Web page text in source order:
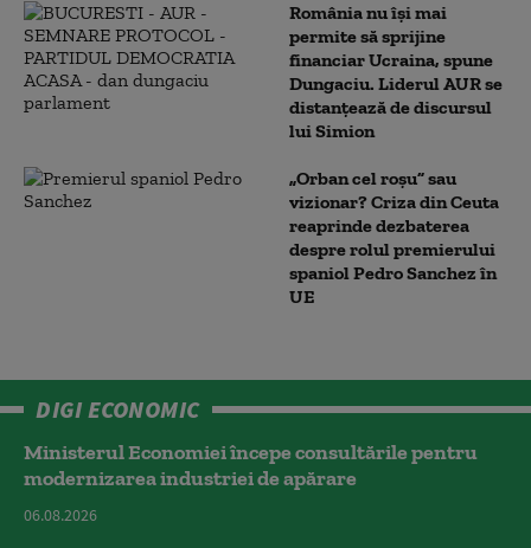
România nu își mai
permite să sprijine
financiar Ucraina, spune
Dungaciu. Liderul AUR se
distanțează de discursul
lui Simion
„Orban cel roșu” sau
vizionar? Criza din Ceuta
reaprinde dezbaterea
despre rolul premierului
spaniol Pedro Sanchez în
UE
DIGI ECONOMIC
Ministerul Economiei începe consultările pentru
modernizarea industriei de apărare
06.08.2026